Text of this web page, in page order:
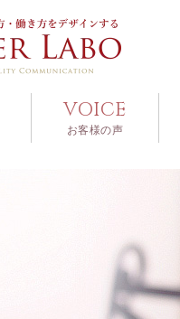
VOICE
お客様の声